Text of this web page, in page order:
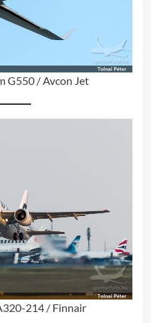
G550 / Avcon Jet
214 / Finnair